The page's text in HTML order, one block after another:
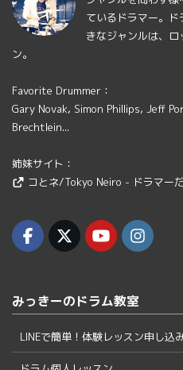
ているドラマー。
きなジャンルは、
ン。
Favorite Drummer：
Gary Novak, Simon Phillips, Jeff
Brechtlein...
姉妹サイト：
コとネ/Tokyo Neiro - ドラマー
みっきーのドラム教室
LINEで簡単！体験レッスン申し込